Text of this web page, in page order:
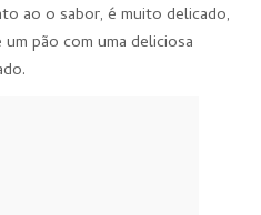
ao o sabor, é muito delicado,
pão com uma deliciosa